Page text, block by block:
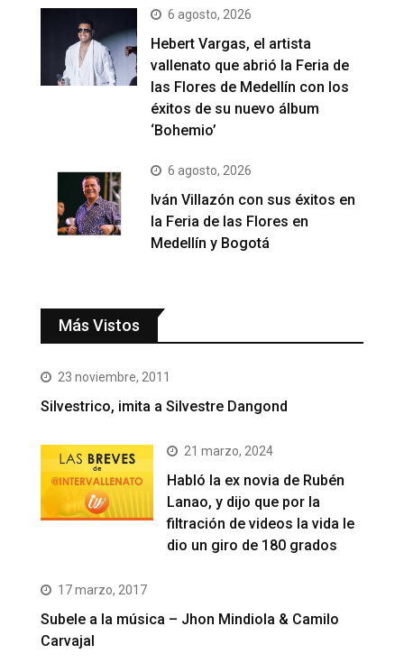
6 agosto, 2026
Hebert Vargas, el artista
vallenato que abrió la Feria de
las Flores de Medellín con los
éxitos de su nuevo álbum
‘Bohemio’
6 agosto, 2026
Iván Villazón con sus éxitos en
la Feria de las Flores en
Medellín y Bogotá
Más Vistos
23 noviembre, 2011
Silvestrico, imita a Silvestre Dangond
21 marzo, 2024
Habló la ex novia de Rubén
Lanao, y dijo que por la
filtración de videos la vida le
dio un giro de 180 grados
17 marzo, 2017
Subele a la música – Jhon Mindiola & Camilo
Carvajal